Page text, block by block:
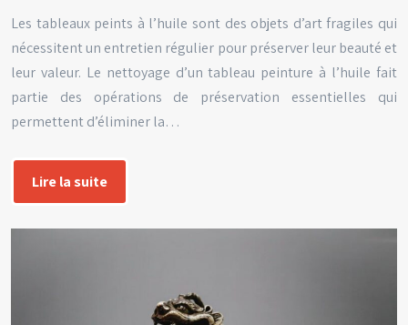
Les tableaux peints à l’huile sont des objets d’art fragiles qui
nécessitent un entretien régulier pour préserver leur beauté et
leur valeur. Le nettoyage d’un tableau peinture à l’huile fait
partie des opérations de préservation essentielles qui
permettent d’éliminer la…
Lire la suite